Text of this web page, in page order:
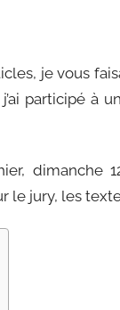
je vous
participé à
dimanche
le jury, les